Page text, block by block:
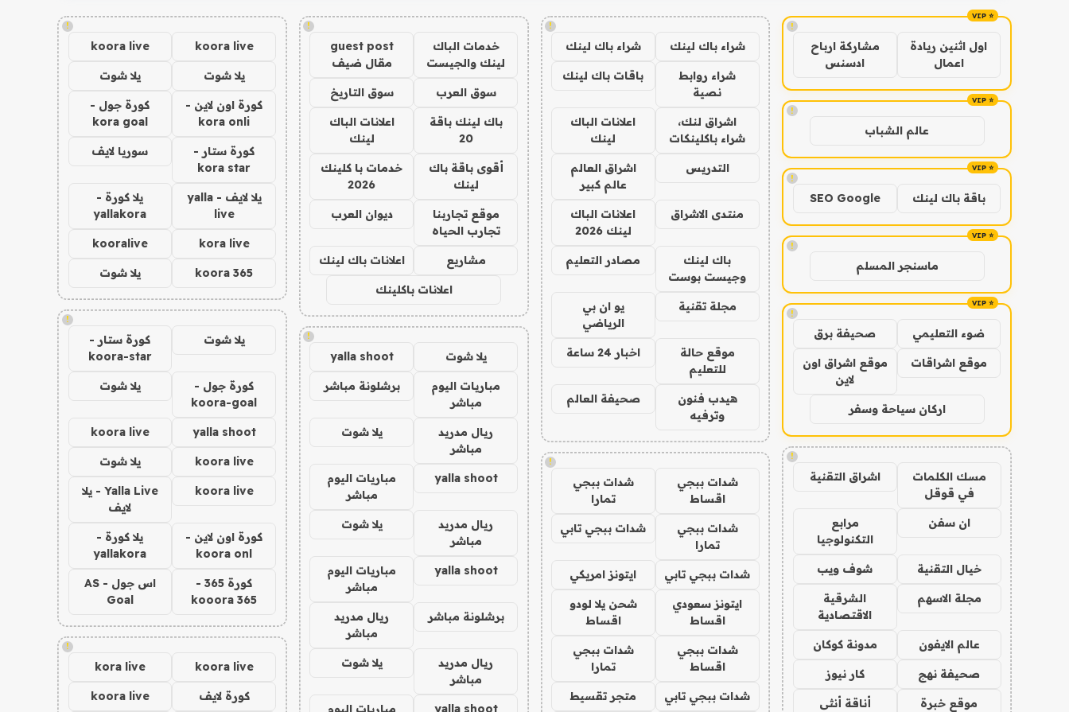
!
اول اثنين ريادة
اعمال
مشاركة ارباح
ادسنس
!
عالم الشباب
!
باقة باك لينك SEO Google
!
ماسنجر المسلم
!
ضوء التعليمي صحيفة برق
موقع اشراقات
موقع اشراق اون
لاين
اركان سياحة وسفر
!
مسك الكلمات
في قوقل
اشراق التقنية
ان سفن
مرابع
التكنولوجيا
خيال التقنية شوف ويب
مجلة الاسهم
الشرقية
الاقتصادية
عالم الايفون مدونة كوكان
صحيفة نهج كار نيوز
موقع خبرة
أناقة أنثى
!
شراء باك لينك شراء باك لينك
شراء روابط
نصية
باقات باك لينك
اشراق لنك،
شراء باكلينكات
اعلانات الباك
لينك
التدريس
اشراق العالم
عالم كبير
منتدى الاشراق
اعلانات الباك
لينك 2026
باك لينك
وجيست بوست
مصادر التعليم
مجلة تقنية
يو ان بي
الرياضي
موقع حالة
للتعليم
اخبار 24 ساعة
هيدب فنون
وترفيه
صحيفة العالم
!
شدات ببجي
اقساط
شدات ببجي
تمارا
شدات ببجي
تمارا
شدات ببجي تابي
شدات ببجي تابي ايتونز امريكي
ايتونز سعودي
اقساط
شحن يلا لودو
اقساط
شدات ببجي
اقساط
شدات ببجي
تمارا
شدات ببجي تابي متجر تقسيط
!
خدمات الباك
لينك والجيست
guest post
مقال ضيف
سوق العرب سوق التاريخ
باك لينك باقة
20
اعلانات الباك
لينك
أقوى باقة باك
لينك
خدمات با كلينك
2026
موقع تجاربنا
تجارب الحياه
ديوان العرب
مشاريع اعلانات باك لينك
اعلانات باكلينك
!
يلا شوت yalla shoot
مباريات اليوم
مباشر
برشلونة مباشر
ريال مدريد
مباشر
يلا شوت
yalla shoot
مباريات اليوم
مباشر
ريال مدريد
مباشر
يلا شوت
yalla shoot
مباريات اليوم
مباشر
برشلونة مباشر
ريال مدريد
مباشر
ريال مدريد
مباشر
يلا شوت
yalla shoot
مباريات اليوم
!
koora live
koora live
يلا شوت يلا شوت
كورة اون لاين -
kora onli
كورة جول -
kora goal
كورة ستار -
kora star
سوريا لايف
يلا لايف - yalla
live
يلا كورة -
yallakora
kora live
kooralive
koora 365 يلا شوت
!
يلا شوت
كورة ستار -
koora-star
كورة جول -
koora-goal
يلا شوت
yalla shoot
koora live
koora live يلا شوت
koora live
Yalla Live - يلا
لايف
كورة اون لاين -
koora onl
يلا كورة -
yallakora
كورة 365 -
kooora 365
اس جول - AS
Goal
!
koora live
kora live
كورة لايف koora live